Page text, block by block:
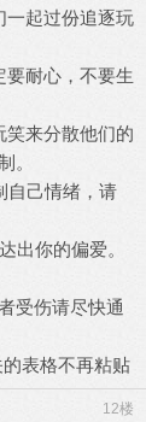
一起过份追逐玩
要耐心，不要生
笑来分散他们的
。
自己情绪，请
出你的偏爱。
受伤请尽快通
表格不再粘贴
12楼